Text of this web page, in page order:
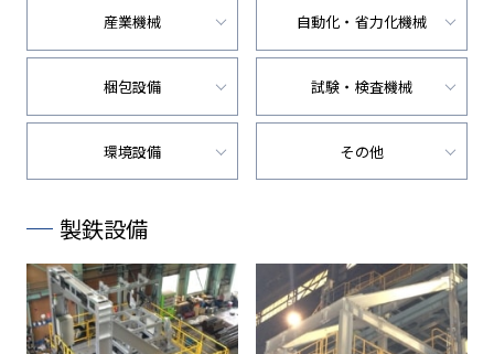
産業機械 自動化・省力化機械
梱包設備 試験・検査機械
環境設備 その他
製鉄設備